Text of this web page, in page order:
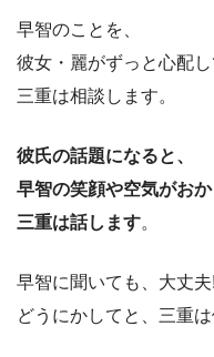
早智のことを、
彼女・麗がずっと心配し
三重は相談します。
彼氏の話題になると、
早智の笑顔や空気がおか
三重は話します。
早智に聞いても、大丈夫
どうにかしてと、三重